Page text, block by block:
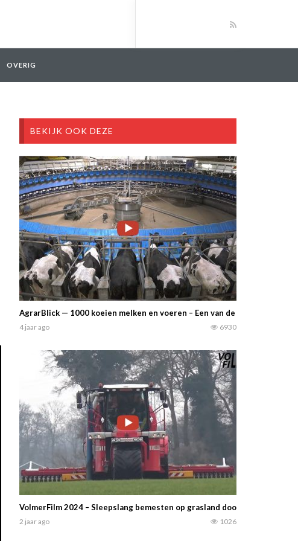
OVERIG
BEKIJK OOK DEZE
AgrarBlick — 1000 koeien melken en voeren – Een van de grootste
4 jaar ago 6930
VolmerFilm 2024 – Sleepslang bemesten op grasland door loonbedrijf
2 jaar ago 1026